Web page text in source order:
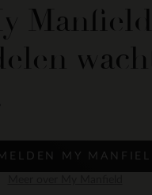
Manfield
MY